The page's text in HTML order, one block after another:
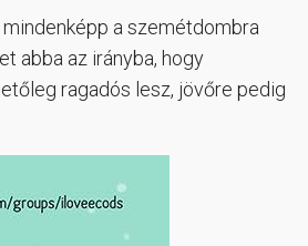
a szemétdombra
abba az irányba, hogy
ragadós lesz, jövőre pedig